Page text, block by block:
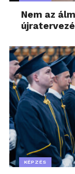
Nem az
KÉPZÉS